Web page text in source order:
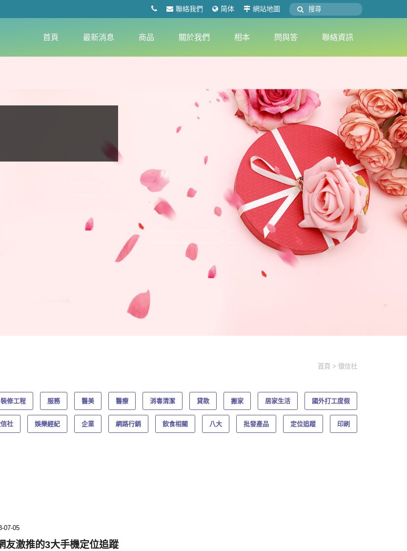
聯絡我們 简体 網站地圖
首頁 最新消息 商品 關於我們 相本 問與答 聯絡資訊
首頁 徵信社
裝修工程 服務 醫美 醫療 消毒清潔 貸款 搬家 居家生活 國外打工度假
社 娛樂經紀 企業 網路行銷 飲食相關 八大 批發產品 定位追蹤 印刷
07-05
友激推的3大手機定位追蹤